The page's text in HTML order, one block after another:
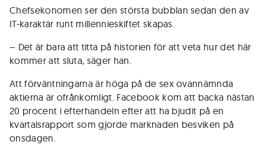
Chefsekonomen ser den största bubblan sedan den av
IT-karaktär runt millennieskiftet skapas.
– Det är bara att titta på historien för att veta hur det här
kommer att sluta, säger han.
Att förväntningarna är höga på de sex ovannämnda
aktierna är ofrånkomligt. Facebook kom att backa nästan
20 procent i efterhandeln efter att ha bjudit på en
kvartalsrapport som gjorde marknaden besviken på
onsdagen.